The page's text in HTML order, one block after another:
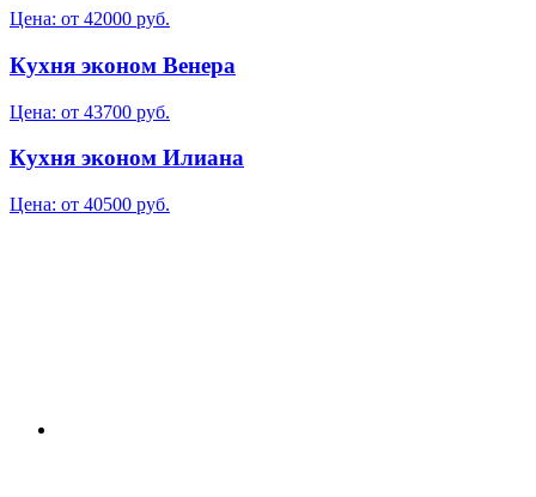
Цена: от 42000 руб.
Кухня эконом Венера
Цена: от 43700 руб.
Кухня эконом Илиана
Цена: от 40500 руб.